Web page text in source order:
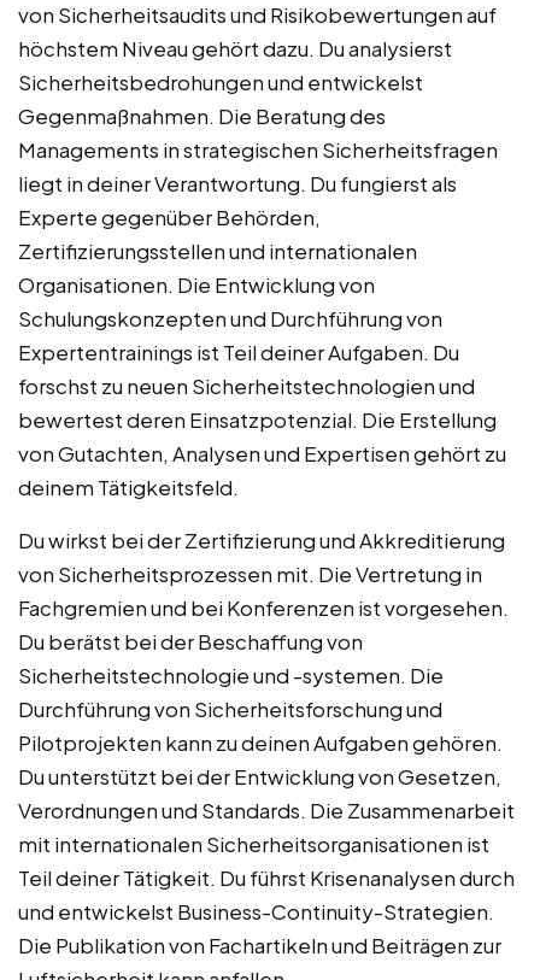
von Sicherheitsaudits und Risikobewertungen auf
höchstem Niveau gehört dazu. Du analysierst
Sicherheitsbedrohungen und entwickelst
Gegenmaßnahmen. Die Beratung des
Managements in strategischen Sicherheitsfragen
liegt in deiner Verantwortung. Du fungierst als
Experte gegenüber Behörden,
Zertifizierungsstellen und internationalen
Organisationen. Die Entwicklung von
Schulungskonzepten und Durchführung von
Expertentrainings ist Teil deiner Aufgaben. Du
forschst zu neuen Sicherheitstechnologien und
bewertest deren Einsatzpotenzial. Die Erstellung
von Gutachten, Analysen und Expertisen gehört zu
deinem Tätigkeitsfeld.
Du wirkst bei der Zertifizierung und Akkreditierung
von Sicherheitsprozessen mit. Die Vertretung in
Fachgremien und bei Konferenzen ist vorgesehen.
Du berätst bei der Beschaffung von
Sicherheitstechnologie und -systemen. Die
Durchführung von Sicherheitsforschung und
Pilotprojekten kann zu deinen Aufgaben gehören.
Du unterstützt bei der Entwicklung von Gesetzen,
Verordnungen und Standards. Die Zusammenarbeit
mit internationalen Sicherheitsorganisationen ist
Teil deiner Tätigkeit. Du führst Krisenanalysen durch
und entwickelst Business-Continuity-Strategien.
Die Publikation von Fachartikeln und Beiträgen zur